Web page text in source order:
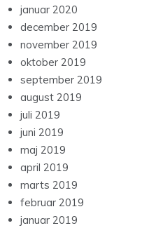
januar 2020
december 2019
november 2019
oktober 2019
september 2019
august 2019
juli 2019
juni 2019
maj 2019
april 2019
marts 2019
februar 2019
januar 2019